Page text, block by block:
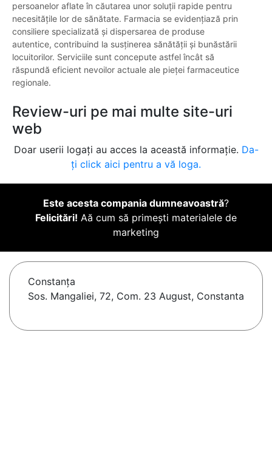
persoanelor aflate în căutarea unor soluții rapide pentru
necesitățile lor de sănătate. Farmacia se evidențiază prin
consiliere specializată și dispersarea de produse
autentice, contribuind la susținerea sănătății și bunăstării
locuitorilor. Serviciile sunt concepute astfel încât să
răspundă eficient nevoilor actuale ale pieței farmaceutice
regionale.
Review-uri pe mai multe site-uri
web
Doar userii logați au acces la această informație. Da-
ți click aici pentru a vă loga.
Este acesta compania dumneavoastră?
Felicitări! Aă cum să primești materialele de
marketing
Constanţa
Sos. Mangaliei, 72, Com. 23 August, Constanta